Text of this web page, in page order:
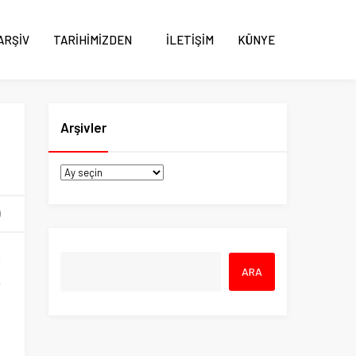
TARİHİMİZDEN İLETİŞİM KÜNYE
Arşivler